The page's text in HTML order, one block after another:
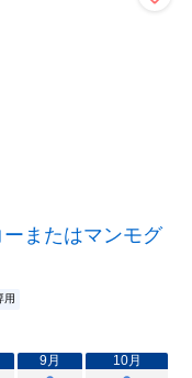
またはマンモグ
用
9月 10月